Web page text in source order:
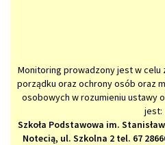
Monitoring prowadzony jest w
porządku oraz ochrony osób oraz
osobowych w rozumieniu ustawy
jest:
Szkoła Podstawowa im.
Notecią, ul. Szkolna 2 tel. 67